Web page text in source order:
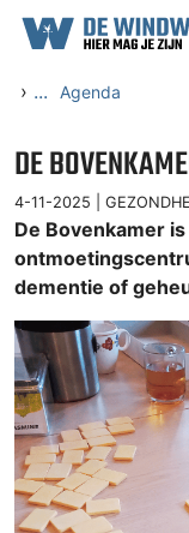
Ga naar content
› ... Agenda
DE
4-11-2025 |
De Bovenkamer
dementie of